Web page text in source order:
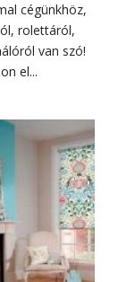
cégünkhöz,
rolettáról,
van szó!
el...